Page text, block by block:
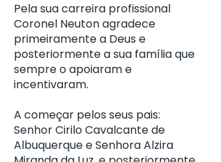
Pela sua carreira profissional
Coronel Neuton agradece
primeiramente a Deus e
posteriormente a sua família que
sempre o apoiaram e
incentivaram.
A começar pelos seus pais:
Senhor Cirilo Cavalcante de
Albuquerque e Senhora Alzira